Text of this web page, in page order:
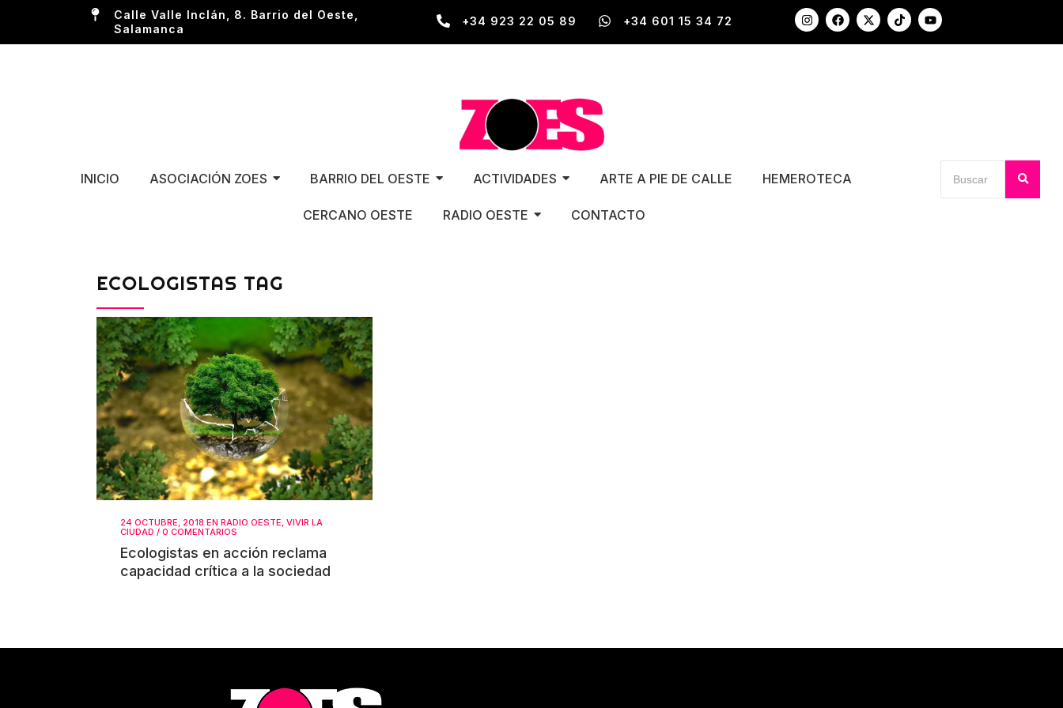
Calle Valle Inclán, 8. Barrio del Oeste,
Salamanca
+34 923 22 05 89 +34 601 15 34 72
INICIO ASOCIACIÓN ZOES BARRIO DEL OESTE ACTIVIDADES ARTE A PIE DE CALLE HEMEROTECA
CERCANO OESTE RADIO OESTE CONTACTO
ECOLOGISTAS TAG
24 OCTUBRE, 2018 EN RADIO OESTE, VIVIR LA
CIUDAD / 0 COMENTARIOS
Ecologistas en acción reclama
capacidad crítica a la sociedad